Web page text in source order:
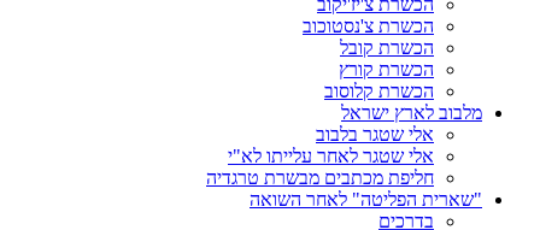
הכשרת צ'יז'יקוב
הכשרת צ'נסטוכוב
הכשרת קובל
הכשרת קורץ
הכשרת קלוסוב
מלבוב לארץ ישראל
אלי שטגר בלבוב
אלי שטגר לאחר עלייתו לא"י
חליפת מכתבים מבשרת טרגדיה
"שארית הפליטה" לאחר השואה
בדרכים